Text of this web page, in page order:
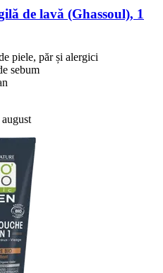
de lavă (Ghassoul), 1
piele, păr și alergici
sebum